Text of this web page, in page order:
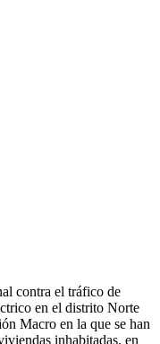
contra el tráfico de
en el distrito Norte
Macro en la que se han
inhabitadas, en